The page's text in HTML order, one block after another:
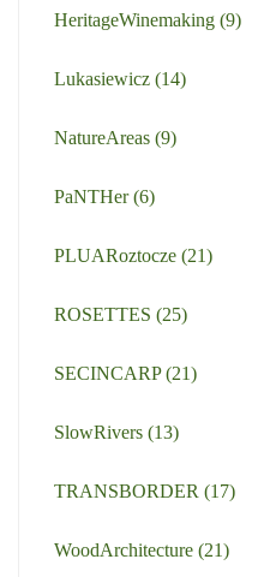
HeritageWinemaking (9)
Lukasiewicz (14)
NatureAreas (9)
PaNTHer(6)
PLUARoztocze (21)
ROSETTES (25)
SECINCARP(21)
SlowRivers (13)
TRANSBORDER (17)
WoodArchitecture (21)